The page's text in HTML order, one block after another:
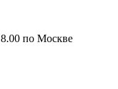
по Москве